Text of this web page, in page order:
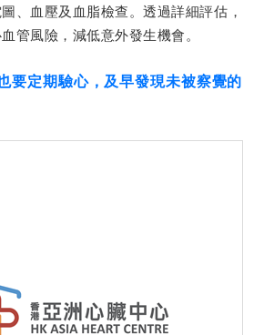
、血壓及血脂檢查。透過詳細評估，
管風險，減低意外發生機會。
要定期驗心，及早發現未被察覺的